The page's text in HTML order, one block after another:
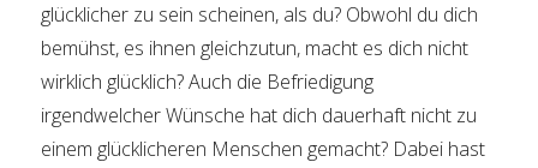
glücklicher zu sein scheinen, als du? Obwohl du dich
bemühst, es ihnen gleichzutun, macht es dich nicht
wirklich glücklich? Auch die Befriedigung
irgendwelcher Wünsche hat dich dauerhaft nicht zu
einem glücklicheren Menschen gemacht? Dabei hast